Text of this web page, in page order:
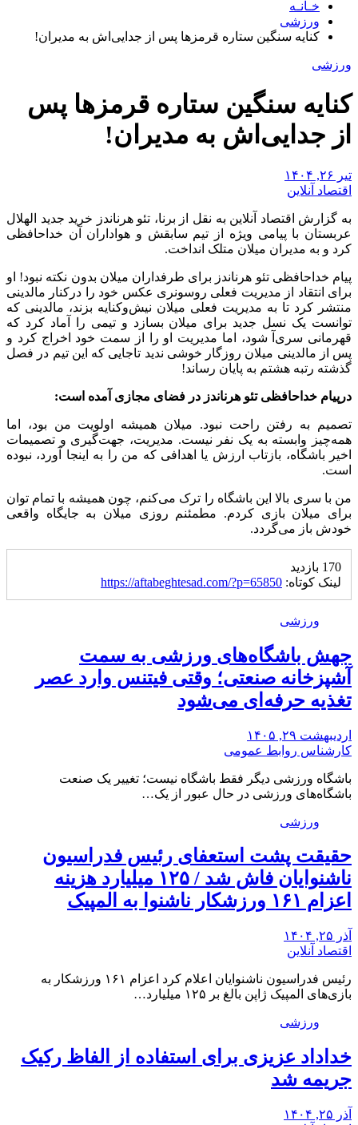
خـانـه
ورزشی
کنایه سنگین ستاره قرمز‌ها پس از جدایی‌اش به مدیران!
ورزشی
کنایه سنگین ستاره قرمز‌ها پس
از جدایی‌اش به مدیران!
تیر ۲۶, ۱۴۰۴
اقتصاد آنلاین
به گزارش اقتصاد آنلاین به نقل از برنا، تئو هرناندز خرید جدید الهلال
عربستان با پیامی ویژه از تیم سابقش و هواداران آن خداحافظی
کرد و به مدیران میلان متلک انداخت.
پیام خداحافظی تئو هرناندز برای طرفداران میلان بدون نکته نبود! او
برای انتقاد از مدیریت فعلی روسونری عکس خود را درکنار مالدینی
منتشر کرد تا به مدیریت فعلی میلان نیش‌وکنایه بزند، مالدینی که
توانست یک نسل جدید برای میلان بسازد و تیمی را آماد کرد که
قهرمانی سری‌آ شود، اما مدیریت او را از سمت خود اخراج کرد و
پس از مالدینی میلان روزگار خوشی ندید تاجایی که این تیم در فصل
گذشته رتبه هشتم به پایان رساند!
درپیام خداحافظی تئو هرناندز در فضای مجازی آمده است:
تصمیم به رفتن راحت نبود. میلان همیشه اولویت من بود، اما
همه‌چیز وابسته به یک نفر نیست. مدیریت، جهت‌گیری و تصمیمات
اخیر باشگاه، بازتاب ارزش یا اهدافی که من را به اینجا آورد، نبوده
است.
من با سری بالا این باشگاه را ترک می‌کنم، چون همیشه با تمام توان
برای میلان بازی کردم. مطمئنم روزی میلان به جایگاه واقعی
خودش باز می‌گردد.
170 بازدید
لینک کوتاه: https://aftabeghtesad.com/?p=65850
ورزشی
جهش باشگاه‌های ورزشی به سمت
آشپزخانه صنعتی؛ وقتی فیتنس وارد عصر
تغذیه حرفه‌ای می‌شود
اردیبهشت ۲۹, ۱۴۰۵
کارشناس روابط عمومی
باشگاه ورزشی دیگر فقط باشگاه نیست؛ تغییر یک صنعت
باشگاه‌های ورزشی در حال عبور از یک…
ورزشی
حقیقت پشت استعفای رئیس فدراسیون
ناشنوایان فاش شد / ۱۲۵ میلیارد هزینه
اعزام ۱۶۱ ورزشکار ناشنوا به المپیک
آذر ۲۵, ۱۴۰۴
اقتصاد آنلاین
رئیس فدراسیون ناشنوایان اعلام کرد اعزام ۱۶۱ ورزشکار به
بازی‌های المپیک ژاپن بالغ بر ۱۲۵ میلیارد…
ورزشی
خداداد عزیزی برای استفاده از الفاظ رکیک
جریمه شد
آذر ۲۵, ۱۴۰۴